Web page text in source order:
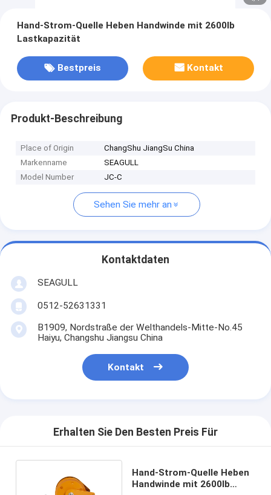
Hand-Strom-Quelle Heben Handwinde mit 2600lb
Lastkapazität
Bestpreis Kontakt
Produkt-Beschreibung
Place of Origin
ChangShu JiangSu China
Markenname
SEAGULL
Model Number
JC-C
Sehen Sie mehr an
Kontaktdaten
SEAGULL
0512-52631331
B1909, Nordstraße der Welthandels-Mitte-No.45
Haiyu, Changshu Jiangsu China
Kontakt
Erhalten Sie Den Besten Preis Für
Hand-Strom-Quelle Heben
Handwinde mit 2600lb